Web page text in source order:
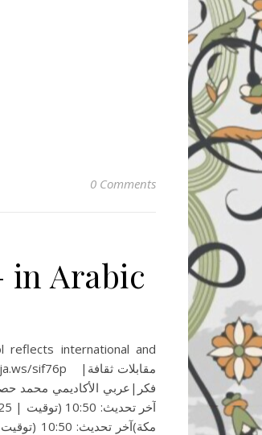
0 Comments
in Arabic
فكر|عربي الأكاديمي محمد